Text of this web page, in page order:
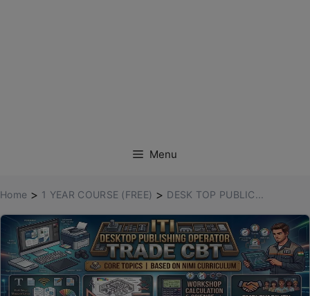
Menu
Home > 1 YEAR COURSE (FREE) > DESK TOP PUBLIC...